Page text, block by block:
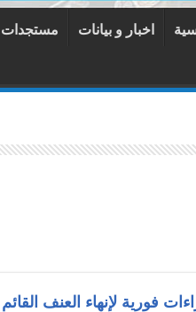
اخبار و بيانات مستجدات
فورية لإنهاء العنف